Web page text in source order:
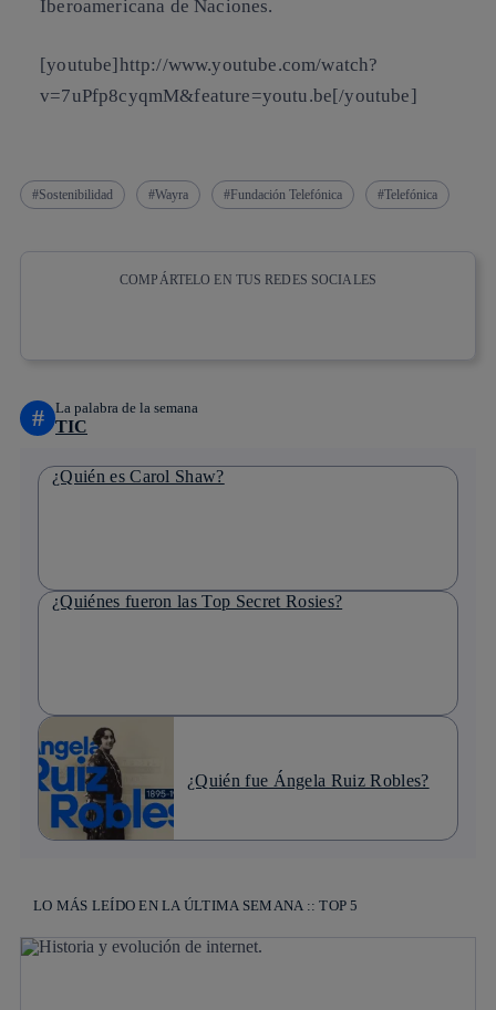
Iberoamericana de Naciones.
[youtube]http://www.youtube.com/watch?
v=7uPfp8cyqmM&feature=youtu.be[/youtube]
Sostenibilidad Wayra Fundación Telefónica Telefónica
COMPÁRTELO EN TUS REDES SOCIALES
# La palabra de la semana
TIC
¿Quién es Carol Shaw?
¿Quiénes fueron las Top Secret Rosies?
¿Quién fue Ángela Ruiz Robles?
LO MÁS LEÍDO EN LA ÚLTIMA SEMANA :: TOP 5